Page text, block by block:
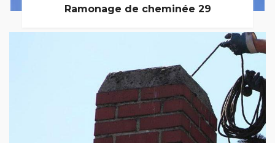
Ramonage de cheminée 29